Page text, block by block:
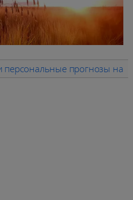
персональные прогнозы на